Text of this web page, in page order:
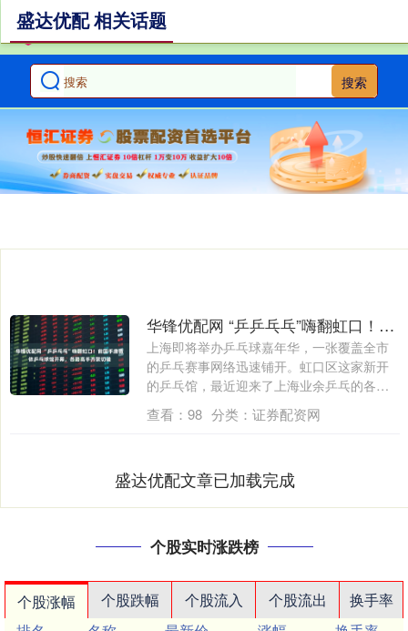
搜索
盛达优配 相关话题
华锋优配网 “乒乒乓乓”嗨翻虹口！前国手唐薇依乒乓球馆开幕，各路高手齐聚切磋
上海即将举办乒乓球嘉年华，一张覆盖全市
的乒乓赛事网络迅速铺开。虹口区这家新开
的乒乓馆，最近迎来了上海业余乒乓的各路
高手。....
查看： 98 分类： 证券配资网
盛达优配文章已加载完成
个股实时涨跌榜
个股涨幅 个股跌幅 个股流入 个股流出
换手率